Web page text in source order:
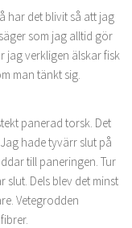
har det blivit så att jag
som jag alltid gör
jag verkligen älskar fisk
man tänkt sig.
panerad torsk. Det
hade tyvärr slut på
till paneringen. Tur
Dels blev det minst
Vetegrodden